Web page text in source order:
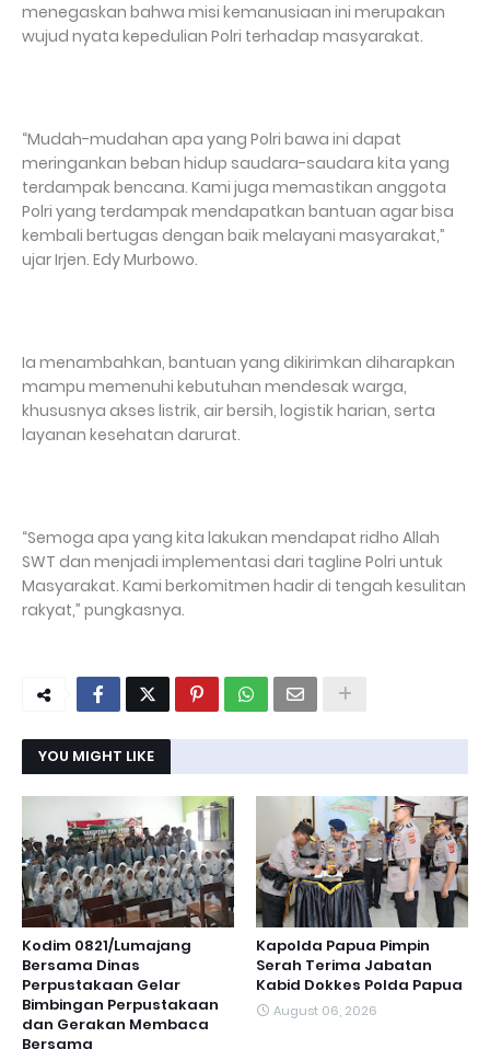
menegaskan bahwa misi kemanusiaan ini merupakan
wujud nyata kepedulian Polri terhadap masyarakat.
“Mudah-mudahan apa yang Polri bawa ini dapat
meringankan beban hidup saudara-saudara kita yang
terdampak bencana. Kami juga memastikan anggota
Polri yang terdampak mendapatkan bantuan agar bisa
kembali bertugas dengan baik melayani masyarakat,”
ujar Irjen. Edy Murbowo.
Ia menambahkan, bantuan yang dikirimkan diharapkan
mampu memenuhi kebutuhan mendesak warga,
khususnya akses listrik, air bersih, logistik harian, serta
layanan kesehatan darurat.
“Semoga apa yang kita lakukan mendapat ridho Allah
SWT dan menjadi implementasi dari tagline Polri untuk
Masyarakat. Kami berkomitmen hadir di tengah kesulitan
rakyat,” pungkasnya.
YOU MIGHT LIKE
Kodim 0821/Lumajang
Bersama Dinas
Perpustakaan Gelar
Bimbingan Perpustakaan
dan Gerakan Membaca
Bersama
Kapolda Papua Pimpin
Serah Terima Jabatan
Kabid Dokkes Polda Papua
August 06, 2026